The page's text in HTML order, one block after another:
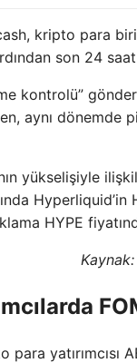
kripto para
son 24
kontrolü”
aynı dönemde
yükselişiyle
Hyperliquid’in
HYPE
Kaynak:
para